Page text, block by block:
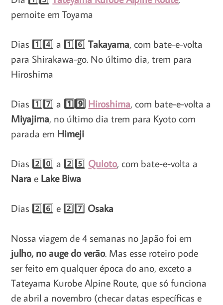
pernoite em Toyama
Dias 1️⃣4️⃣ a 1️⃣6️⃣Takayama, com bate-e-volta
para Shirakawa-go. No último dia, trem para
Hiroshima
Dias 1️⃣7️⃣ a 1️⃣9️⃣ Hiroshima, com bate-e-volta a
Miyajima, no último dia trem para Kyoto com
parada em Himeji
Dias 2️⃣0️⃣ a 2️⃣5️⃣ Quioto, com bate-e-volta a
Narae Lake Biwa
Dias 2️⃣6️⃣ e 2️⃣7️⃣ Osaka
Nossa viagem de 4 semanas no Japão foi em
julho, no auge do verão. Mas esse roteiro pode
ser feito em qualquer época do ano, exceto a
Tateyama Kurobe Alpine Route, que só funciona
de abril a novembro (checar datas específicas e